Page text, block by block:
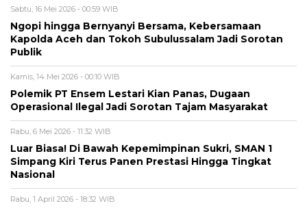
Sabtu, 16 Mei 2026 - 00:59 WIB
Ngopi hingga Bernyanyi Bersama, Kebersamaan
Kapolda Aceh dan Tokoh Subulussalam Jadi Sorotan
Publik
Kamis, 14 Mei 2026 - 00:10 WIB
Polemik PT Ensem Lestari Kian Panas, Dugaan
Operasional Ilegal Jadi Sorotan Tajam Masyarakat
Rabu, 6 Mei 2026 - 11:32 WIB
Luar Biasa! Di Bawah Kepemimpinan Sukri, SMAN 1
Simpang Kiri Terus Panen Prestasi Hingga Tingkat
Nasional
Rabu, 1 April 2026 - 18:32 WIB